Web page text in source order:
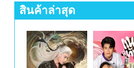
สินค้าล่าสุด